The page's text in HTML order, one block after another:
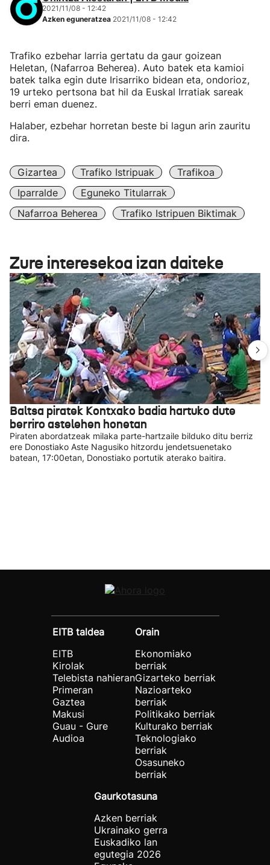
2021/11/08 - 12:42
Azken eguneratzea 2021/11/08 - 12:42
Trafiko ezbehar larria gertatu da gaur goizean
Heletan, (Nafarroa Beherea). Auto batek eta kamioi
batek talka egin dute Irisarriko bidean eta, ondorioz,
19 urteko pertsona bat hil da Euskal Irratiak sareak
berri eman duenez.
Halaber, ezbehar horretan beste bi lagun arin zauritu
dira.
Gizartea Trafiko Istripuak
Trafikoa
Iparralde
Eguneko Titularrak
Nafarroa Beherea
Trafiko Istripuen Biktimak
Zure interesekoa izan daiteke
Baltsa piratek Kontxako badia hartuko dute
berriro astelehen honetan
Piraten abordatzeak milaka parte-hartzaile bilduko ditu berriz
ere Donostiako Aste Nagusiko hitzordu jendetsuenetako
batean, 17:00etan, Donostiako portutik aterako baitira.
EITB taldea
EITB
Kirolak
Telebista nahieran
Primeran
Gaztea
Makusi
Guau - Gure
Audioa
Orain
Ekonomiako
berriak
Gizarteko berriak
Nazioarteko
berriak
Politikako berriak
Kulturako berriak
Teknologiako
berriak
Osasuneko
berriak
Gaurkotasuna
Azken berriak
Ukrainako gerra
Euskadiko lan
egutegia 2026